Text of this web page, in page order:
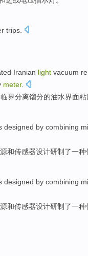
trips
Iranian light vacuum
meter.
界分离馏分的油水界面粘
designed by combining
和传感器设计研制 了一种
designed by combining
和传感器设计研制 了一种